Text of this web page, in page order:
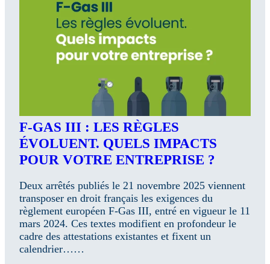
F-GAS III : LES RÈGLES
ÉVOLUENT. QUELS IMPACTS
POUR VOTRE ENTREPRISE ?
Deux arrêtés publiés le 21 novembre 2025 viennent
transposer en droit français les exigences du
règlement européen F-Gas III, entré en vigueur le 11
mars 2024. Ces textes modifient en profondeur le
cadre des attestations existantes et fixent un
calendrier……